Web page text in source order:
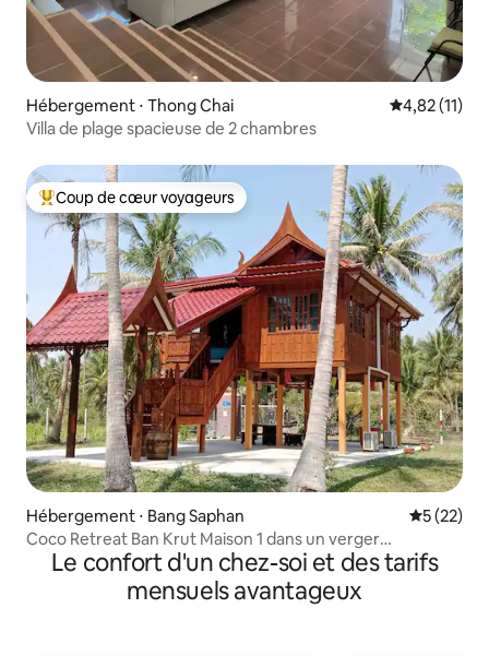
Hébergement ⋅ Thong Chai Évaluation
4,82 (11)
Villa de plage spacieuse de 2 chambres
Coups de cœur voyageurs les plus appréciés
Coup de cœur voyageurs
Hébergement ⋅ Bang Saphan
5 (22)
Coco Retreat Ban Krut Maison 1 dans un verger
thaïlandais
Le confort d'un chez-soi et des tarifs
mensuels avantageux